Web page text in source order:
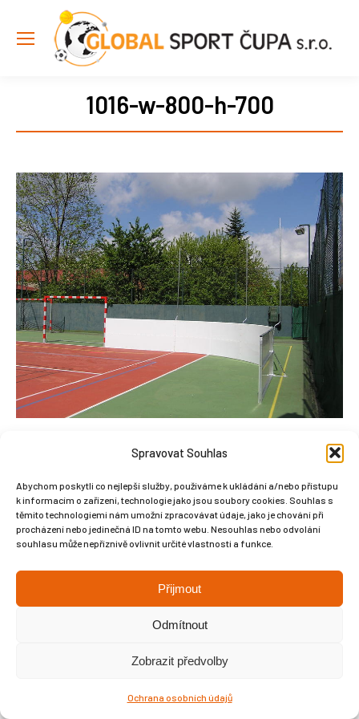
Spravovat Souhlas
Abychom poskytli co nejlepší služby, používáme k ukládání a/nebo přístupu
k informacím o zařízení, technologie jako jsou soubory cookies. Souhlas s
těmito technologiemi nám umožní zpracovávat údaje, jako je chování při
procházení nebo jedinečná ID na tomto webu. Nesouhlas nebo odvolání
souhlasu může nepříznivě ovlivnit určité vlastnosti a funkce.
Přijmout
Odmítnout
Zobrazit předvolby
Ochrana osobních údajů
1016-w-800-h-700
Copyright © Weiron Dynamics, s.r.o. |Tvorba webových stránek
SEO